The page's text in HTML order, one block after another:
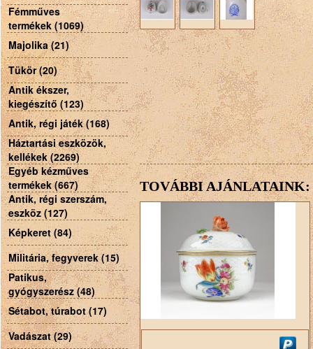
Fémműves
termékek (1069)
Majolika (21)
Tükör (20)
Antik ékszer,
kiegészítő (123)
Antik, régi játék (168)
Háztartási eszközök,
kellékek (2269)
Egyéb kézműves
termékek (667)
Antik, régi szerszám,
eszköz (127)
Képkeret (84)
Militária, fegyverek (15)
Patikus,
gyógyszerész (48)
Sétabot, túrabot (17)
Vadászat (29)
TOVÁBBI AJÁNLATAINK: